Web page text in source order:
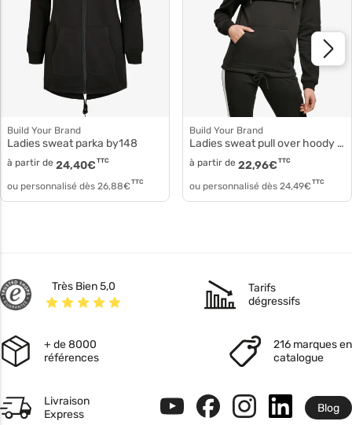
Build Your Brand
Ladies sweat parka by148
à partir de 24,40€ TTC
ou personnalisé dès 26,88€ TTC
Build Your Brand
Ladies sweat pull over hoody by097
à partir de 22,96€ TTC
ou personnalisé dès 24,49€ TTC
Très Bien 5,0
Tarifs
dégressifs
+ de 8000
références
216 marques en
catalogue
Livraison
Express
Blog